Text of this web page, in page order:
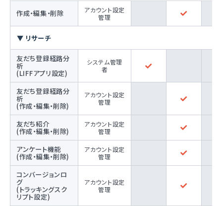
作成・編集・削除
アカウント設定
管理
▼ リサーチ
友だち登録経路分
析
(LIFFアプリ設定)
システム管理
者
友だち登録経路分
析
(作成・編集・削除)
アカウント設定
管理
友だち紹介
(作成・編集・削除)
アカウント設定
管理
アンケート機能
(作成・編集・削除)
アカウント設定
管理
コンバージョンロ
グ
(トラッキングスク
リプト設定)
アカウント設定
管理